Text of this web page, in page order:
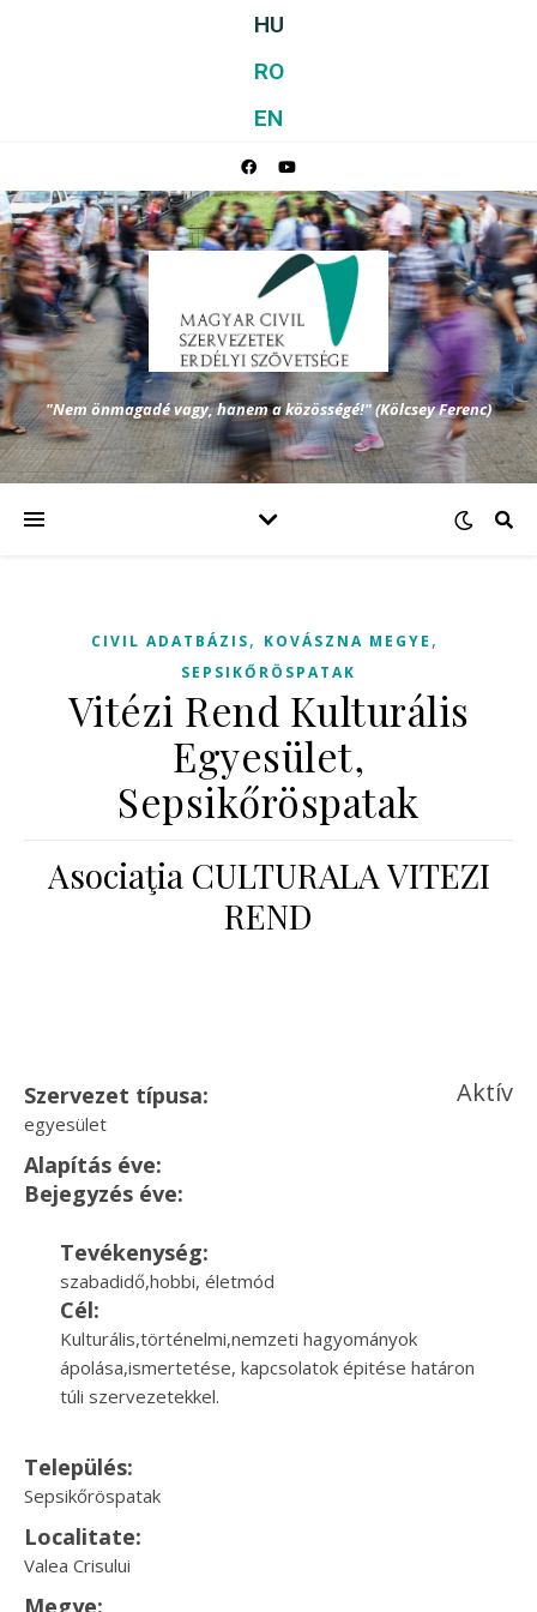
HU
RO
EN
"Nem önmagadé vagy, hanem a közösségé!" (Kölcsey Ferenc)
CIVIL ADATBÁZIS, KOVÁSZNA MEGYE ,
SEPSIKŐRÖSPATAK
Vitézi Rend Kulturális
Egyesület,
Sepsikőröspatak
Asociaţia CULTURALA VITEZI
REND
Szervezet típusa:
egyesület
Aktív
Alapítás éve:
Bejegyzés éve:
Tevékenység:
szabadidő,hobbi, életmód
Cél:
Kulturális,történelmi,nemzeti hagyományok
ápolása,ismertetése, kapcsolatok épitése határon
túli szervezetekkel.
Település:
Sepsikőröspatak
Localitate:
Valea Crisului
Megye: